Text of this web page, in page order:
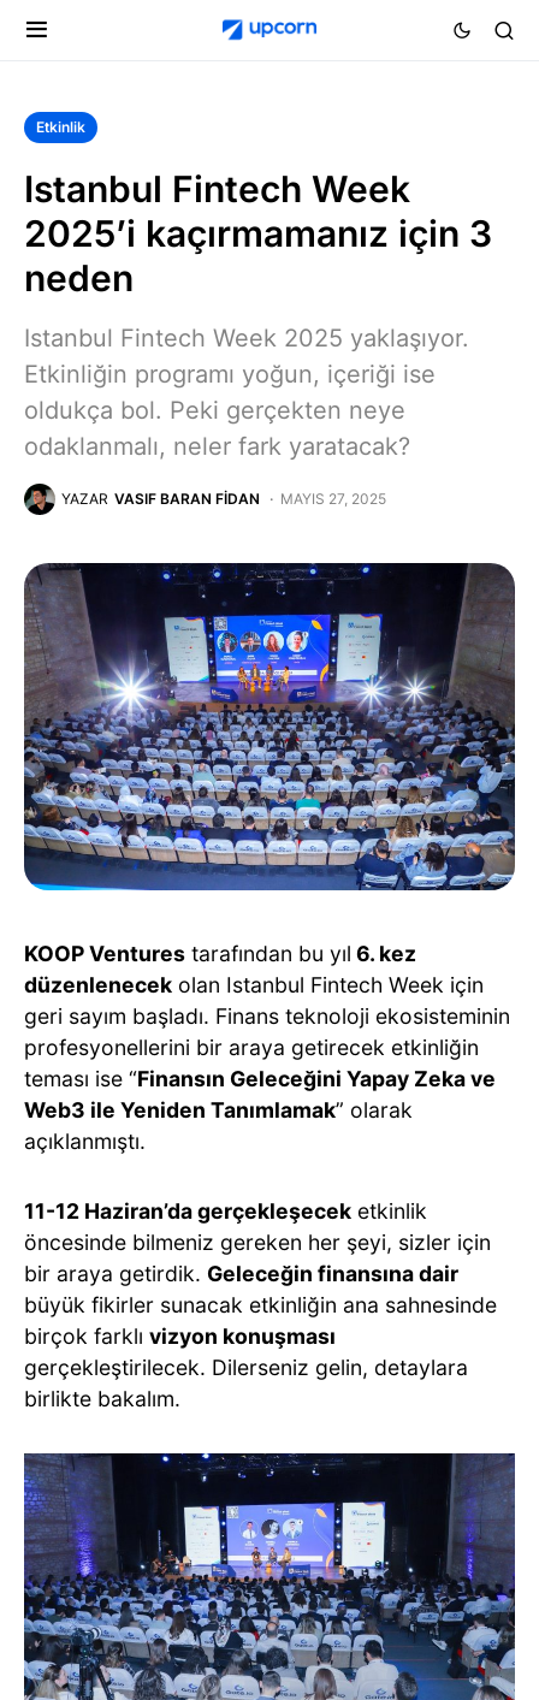
Etkinlik
Istanbul Fintech Week
2025’i kaçırmamanız için 3
neden
Istanbul Fintech Week 2025 yaklaşıyor.
Etkinliğin programı yoğun, içeriği ise
oldukça bol. Peki gerçekten neye
odaklanmalı, neler fark yaratacak?
YAZAR VASIF BARAN FIDAN MAYIS 27, 2025
KOOP Ventures tarafından bu yıl 6. kez
düzenlenecek olan Istanbul Fintech Week için
geri sayım başladı. Finans teknoloji ekosisteminin
profesyonellerini bir araya getirecek etkinliğin
teması ise “Finansın Geleceğini Yapay Zeka ve
Web3 ile Yeniden Tanımlamak” olarak
açıklanmıştı.
11-12 Haziran’da gerçekleşecek etkinlik
öncesinde bilmeniz gereken her şeyi, sizler için
bir araya getirdik. Geleceğin finansına dair
büyük fikirler sunacak etkinliğin ana sahnesinde
birçok farklı vizyon konuşması
gerçekleştirilecek. Dilerseniz gelin, detaylara
birlikte bakalım.